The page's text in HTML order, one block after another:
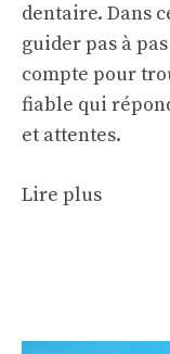
dentaire. Dans
guider pas à
compte pour
fiable qui
et attentes.
Lire plus